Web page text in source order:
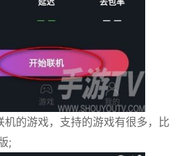
机的游戏，支持的游戏有很多，比
;